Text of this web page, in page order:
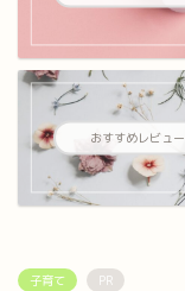
おすすめレビュー
子育て PR